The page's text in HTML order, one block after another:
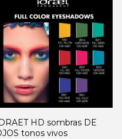
HD sombras DE
tonos vivos